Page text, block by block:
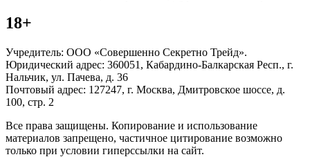
18+
Учредитель: ООО «Совершенно Секретно Трейд».
Юридический адрес: 360051, Кабардино-Балкарская Респ., г.
Нальчик, ул. Пачева, д. 36
Почтовый адрес: 127247, г. Москва, Дмитровское шоссе, д.
100, стр. 2
Все права защищены. Копирование и использование
материалов запрещено, частичное цитирование возможно
только при условии гиперссылки на сайт.